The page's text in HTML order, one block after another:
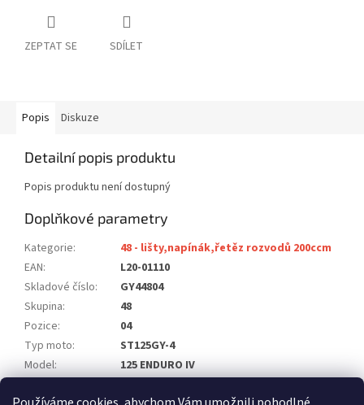
ZEPTAT SE SDÍLET
Popis Diskuze
Detailní popis produktu
Popis produktu není dostupný
Doplňkové parametry
Kategorie:
48 - lišty,napínák,řetěz rozvodů 200ccm
EAN:
L20-01110
Skladové číslo:
GY44804
Skupina:
48
Pozice:
04
Typ moto:
ST125GY-4
Model:
125 ENDURO IV